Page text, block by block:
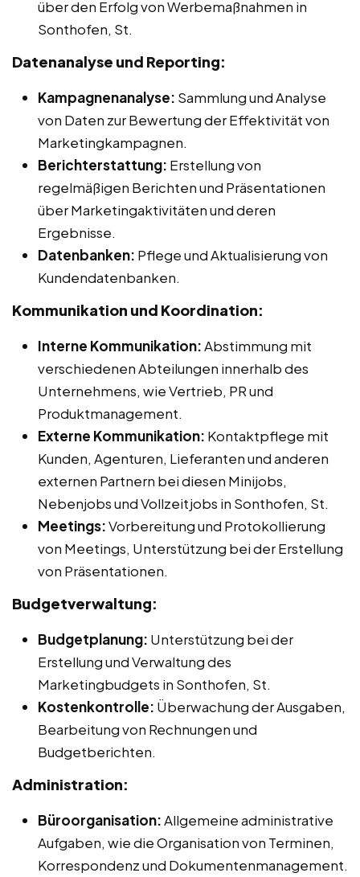
über den Erfolg von Werbemaßnahmen in
Sonthofen, St.
Datenanalyse und Reporting:
Kampagnenanalyse: Sammlung und Analyse
von Daten zur Bewertung der Effektivität von
Marketingkampagnen.
Berichterstattung: Erstellung von
regelmäßigen Berichten und Präsentationen
über Marketingaktivitäten und deren
Ergebnisse.
Datenbanken: Pflege und Aktualisierung von
Kundendatenbanken.
Kommunikation und Koordination:
Interne Kommunikation:Abstimmung mit
verschiedenen Abteilungen innerhalb des
Unternehmens, wie Vertrieb, PR und
Produktmanagement.
Externe Kommunikation: Kontaktpflege mit
Kunden, Agenturen, Lieferanten und anderen
externen Partnern bei diesen Minijobs,
Nebenjobs und Vollzeitjobs in Sonthofen, St.
Meetings:Vorbereitung und Protokollierung
von Meetings, Unterstützung bei der Erstellung
von Präsentationen.
Budgetverwaltung:
Budgetplanung: Unterstützung bei der
Erstellung und Verwaltung des
Marketingbudgets in Sonthofen, St.
Kostenkontrolle: Überwachung der Ausgaben,
Bearbeitung von Rechnungen und
Budgetberichten.
Administration:
Büroorganisation:Allgemeine administrative
Aufgaben, wie die Organisation von Terminen,
Korrespondenz und Dokumentenmanagement.